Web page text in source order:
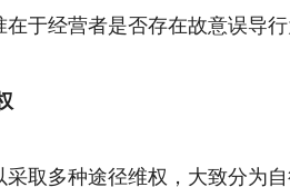
于经营者是否存在故意误导行
多种途径维权，大致分为自